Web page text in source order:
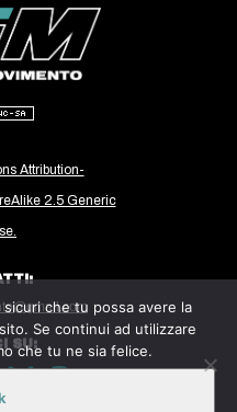
Fb
ms
Attribution-
2.5 Generic
SU:
che tu possa avere la
Se continui ad utilizzare
che tu ne sia felice.